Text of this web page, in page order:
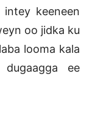
keeneen
oo jidka ku
looma kala
ee